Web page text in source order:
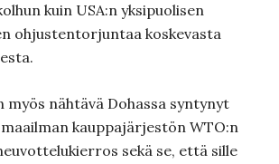
kuin USA:n yksipuolisen
ohjustentorjuntaa koskevasta
myös nähtävä Dohassa syntynyt
kauppajärjestön WTO:n
sekä se, että sille